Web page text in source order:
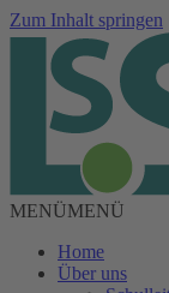
Zum Inhalt springen
MENÜMENÜ
Home
Über uns